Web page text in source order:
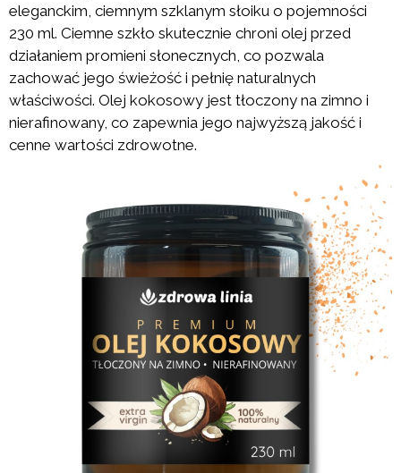
eleganckim, ciemnym szklanym słoiku o pojemności
230 ml. Ciemne szkło skutecznie chroni olej przed
działaniem promieni słonecznych, co pozwala
zachować jego świeżość i pełnię naturalnych
właściwości. Olej kokosowy jest tłoczony na zimno i
nierafinowany, co zapewnia jego najwyższą jakość i
cenne wartości zdrowotne.